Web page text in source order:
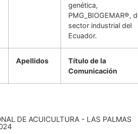
genética,
PMG_BIOGEMAR®,
sector industrial del
Ecuador.
Apellidos
Título de la
Comunicación
DE ACUICULTURA - LAS PALMAS